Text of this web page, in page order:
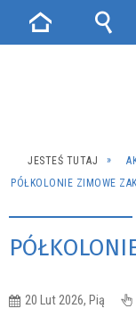
JESTEŚ TUTAJ
PÓŁKOLONIE ZIMOWE
20 Lut 2026, Pią
Strona